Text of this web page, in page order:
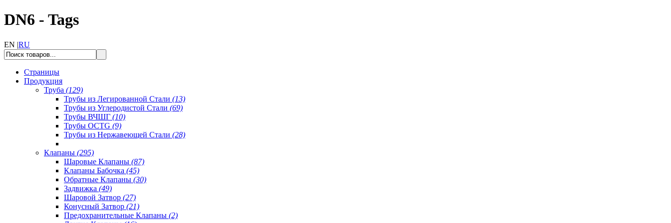
DN6 - Tags
EN |RU
Страницы
Продукция
Труба (129)
Трубы из Легированной Стали (13)
Трубы из Углеродистой Стали (69)
Трубы ВЧШГ (10)
Трубы OCTG (9)
Трубы из Нержавеющей Стали (28)
Клапаны (295)
Шаровые Клапаны (87)
Клапаны Бабочка (45)
Обратные Клапаны (30)
Задвижка (49)
Шаровой Затвор (27)
Конусный Затвор (21)
Предохранительные Клапаны (2)